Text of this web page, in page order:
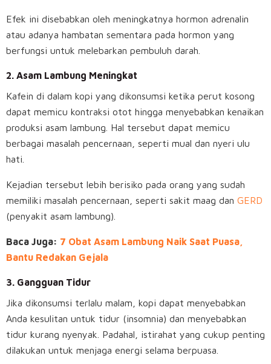
Efek ini disebabkan oleh meningkatnya hormon adrenalin
atau adanya hambatan sementara pada hormon yang
berfungsi untuk melebarkan pembuluh darah.
2. Asam Lambung Meningkat
Kafein di dalam kopi yang dikonsumsi ketika perut kosong
dapat memicu kontraksi otot hingga menyebabkan kenaikan
produksi asam lambung. Hal tersebut dapat memicu
berbagai masalah pencernaan, seperti mual dan nyeri ulu
hati.
Kejadian tersebut lebih berisiko pada orang yang sudah
memiliki masalah pencernaan, seperti sakit maag dan GERD
(penyakit asam lambung).
Baca Juga: 7 Obat Asam Lambung Naik Saat Puasa,
Bantu Redakan Gejala
3. Gangguan Tidur
Jika dikonsumsi terlalu malam, kopi dapat menyebabkan
Anda kesulitan untuk tidur (insomnia) dan menyebabkan
tidur kurang nyenyak. Padahal, istirahat yang cukup penting
dilakukan untuk menjaga energi selama berpuasa.